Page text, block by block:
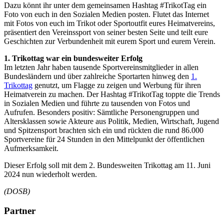
Dazu könnt ihr unter dem gemeinsamen Hashtag #TrikotTag ein
Foto von euch in den Sozialen Medien posten. Flutet das Internet
mit Fotos von euch im Trikot oder Sportoutfit eures Heimatvereins,
präsentiert den Vereinssport von seiner besten Seite und teilt eure
Geschichten zur Verbundenheit mit eurem Sport und eurem Verein.
1. Trikottag war ein bundesweiter Erfolg
Im letzten Jahr haben tausende Sportvereinsmitglieder in allen
Bundesländern und über zahlreiche Sportarten hinweg den 1.
Trikottag genutzt, um Flagge zu zeigen und Werbung für ihren
Heimatverein zu machen. Der Hashtag #TrikotTag toppte die Trends
in Sozialen Medien und führte zu tausenden von Fotos und
Aufrufen. Besonders positiv: Sämtliche Personengruppen und
Altersklassen sowie Akteure aus Politik, Medien, Wirtschaft, Jugend
und Spitzensport brachten sich ein und rückten die rund 86.000
Sportvereine für 24 Stunden in den Mittelpunkt der öffentlichen
Aufmerksamkeit.
Dieser Erfolg soll mit dem 2. Bundesweiten Trikottag am 11. Juni
2024 nun wiederholt werden.
(DOSB)
Partner